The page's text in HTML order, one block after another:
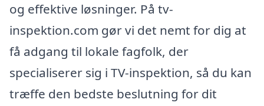
og effektive løsninger. På tv-
inspektion.com gør vi det nemt for dig at
få adgang til lokale fagfolk, der
specialiserer sig i TV-inspektion, så du kan
træffe den bedste beslutning for dit